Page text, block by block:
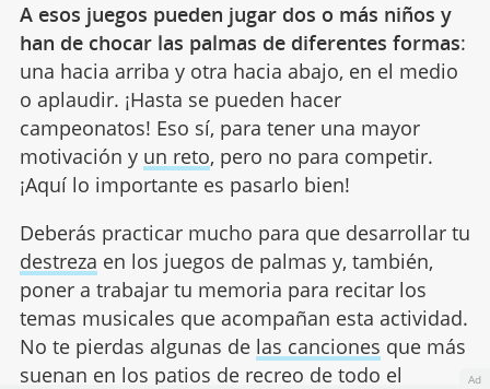
A esos juegos pueden jugar dos o más niños y
han de chocar las palmas de diferentes formas:
una hacia arriba y otra hacia abajo, en el medio
o aplaudir. ¡Hasta se pueden hacer
campeonatos! Eso sí, para tener una mayor
motivación y un reto, pero no para competir.
¡Aquí lo importante es pasarlo bien!
Deberás practicar mucho para que desarrollar tu
destreza en los juegos de palmas y, también,
poner a trabajar tu memoria para recitar los
temas musicales que acompañan esta actividad.
No te pierdas algunas de las canciones que más
suenan en los patios de recreo de todo el
Ad